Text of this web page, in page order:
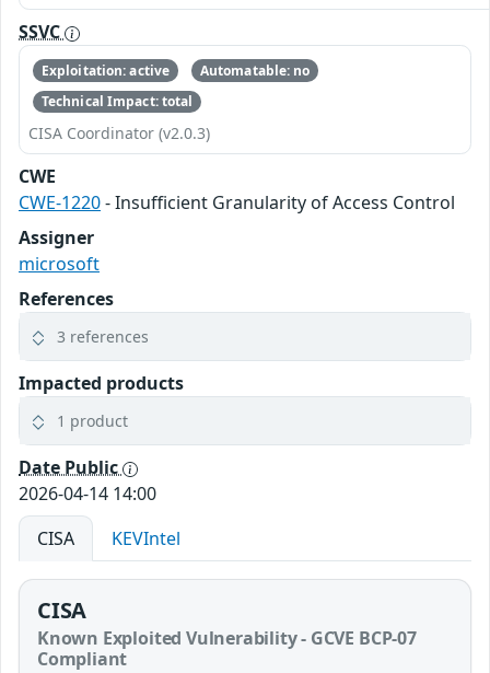
SSVC
Exploitation: active
Automatable: no
Technical Impact: total
CISA Coordinator (v2.0.3)
CWE
CWE-1220- Insufficient Granularity of Access Control
Assigner
microsoft
References
3 references
Impacted products
1 product
Date Public
2026-04-14 14:00
CISA
KEVIntel
CISA
Known Exploited Vulnerability - GCVE BCP-07
Compliant